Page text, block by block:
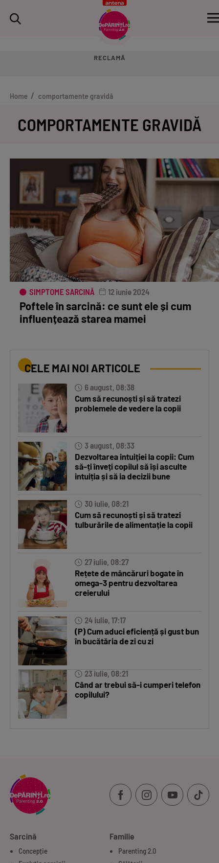
RECLAMĂ
Home comportamente gravidă
COMPORTAMENTE GRAVIDĂ
SIMPTOME SARCINĂ 12 iunie 2024
Poftele în sarcină: ce sunt ele și cum
influențează starea mamei
CELE MAI NOI ARTICOLE
6 august, 08:38
Cum să recunoști și să tratezi
problemele de vedere la copii
3 august, 08:33
Dezvoltarea intuiției la copii: Cum
să-ți înveți copilul să își asculte
intuiția și să ia decizii bune
30 iulie, 08:21
Cum să recunoști și să tratezi
tulburările de alimentație la copii
27 iulie, 08:27
Rețete de mâncăruri bogate în
omega-3 pentru dezvoltarea
creierului
24 iulie, 17:17
(P) Cum aduci eficiență și gust bun
în bucătăria de zi cu zi
23 iulie, 08:21
Când ar trebui să-i cumperi telefon
copilului?
Sarcină
Concepție
Familie
Parenting 2.0